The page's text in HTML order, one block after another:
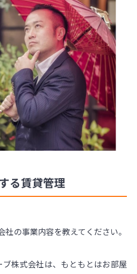
る賃貸管理
の事業内容を教えてください。
株式会社は、もともとはお部屋